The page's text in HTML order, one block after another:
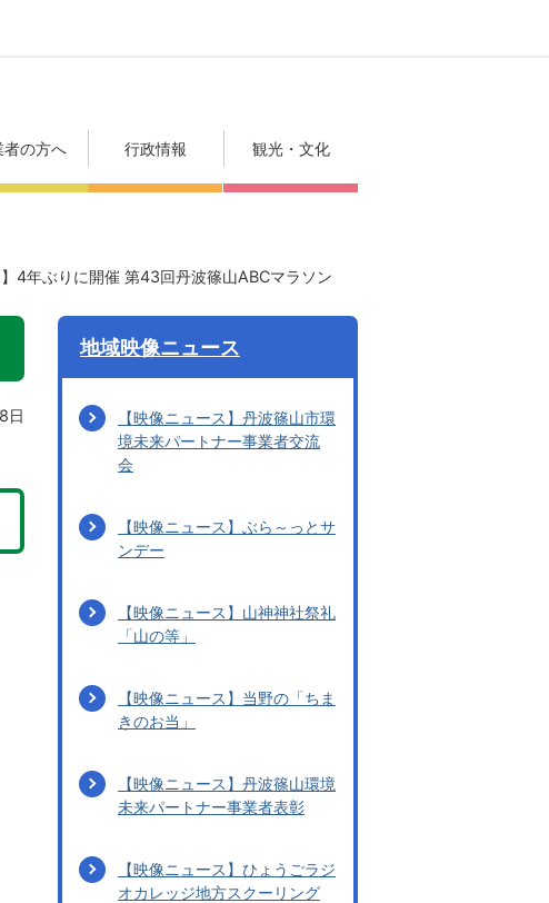
者の方へ 行政情報 観光・文化
】4年ぶりに開催 第43回丹波篠山ABCマラソン
日
地域映像ニュース
【映像ニュース】丹波篠山市環
境未来パートナー事業者交流
会
【映像ニュース】ぶら～っとサ
ンデー
【映像ニュース】山神神社祭礼
「山の等」
【映像ニュース】当野の「ちま
きのお当」
【映像ニュース】丹波篠山環境
未来パートナー事業者表彰
【映像ニュース】ひょうごラジ
オカレッジ地方スクーリング